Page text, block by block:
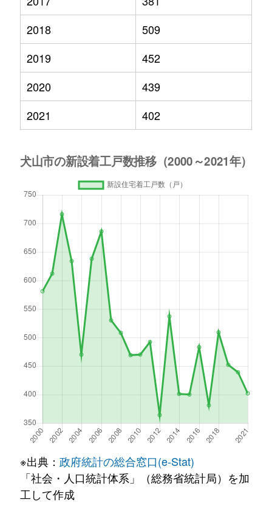
2018
509
2019
452
2020
439
2021
402
※出典： 政府統計の総合窓口(e-Stat)
「社会・人口統計体系」（総務省統計局）を加
工して作成